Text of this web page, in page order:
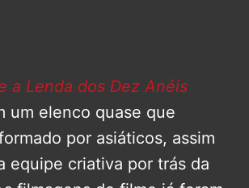
a Lenda dos Dez Anéis
um elenco quase que
por asiáticos, assim
equipe criativa por trás da